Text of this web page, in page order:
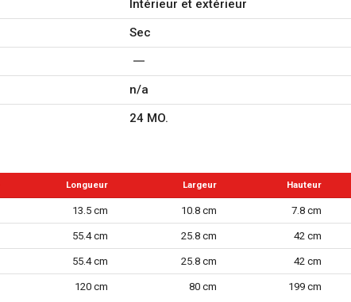
Intérieur et extérieur
Sec
n/a
24 MO.
Longueur Largeur Hauteur
13.5 cm 10.8 cm 7.8 cm
55.4 cm 25.8 cm 42 cm
55.4 cm 25.8 cm 42 cm
120 cm 80 cm 199 cm